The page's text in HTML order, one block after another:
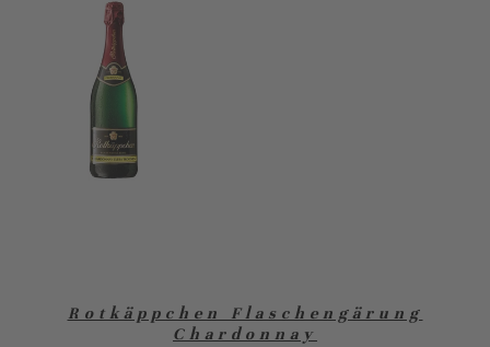
Rotkäppchen Flaschengärung
Chardonnay